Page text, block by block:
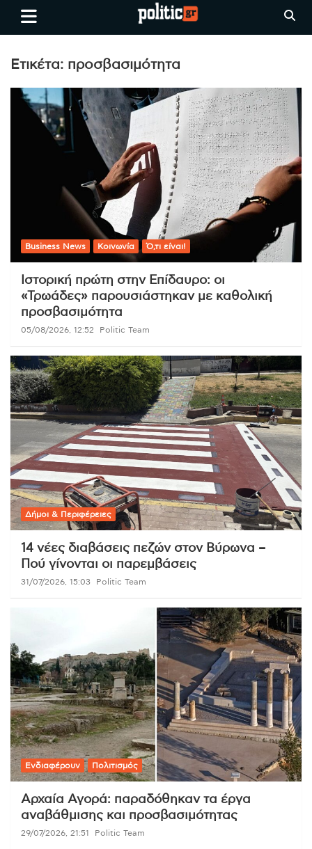
Skip
Ειδήσεις απο τη
Θεσσαλονίκη, την Ελλάδα και
όλο τον Κόσμο
politic.gr
Ετικέτα: προσβασιμότητα
Business News Κοινωνία Ό,τι είναι!
Ιστορική πρώτη στην Επίδαυρο: οι
«Τρωάδες» παρουσιάστηκαν με καθολική
προσβασιμότητα
05/08/2026, 12:52 Politic Team
Δήμοι & Περιφέρειες
14 νέες διαβάσεις πεζών στον Βύρωνα –
Πού γίνονται οι παρεμβάσεις
31/07/2026, 15:03 Politic Team
Ενδιαφέρουν Πολιτισμός
Αρχαία Αγορά: παραδόθηκαν τα έργα
αναβάθμισης και προσβασιμότητας
29/07/2026, 21:51 Politic Team